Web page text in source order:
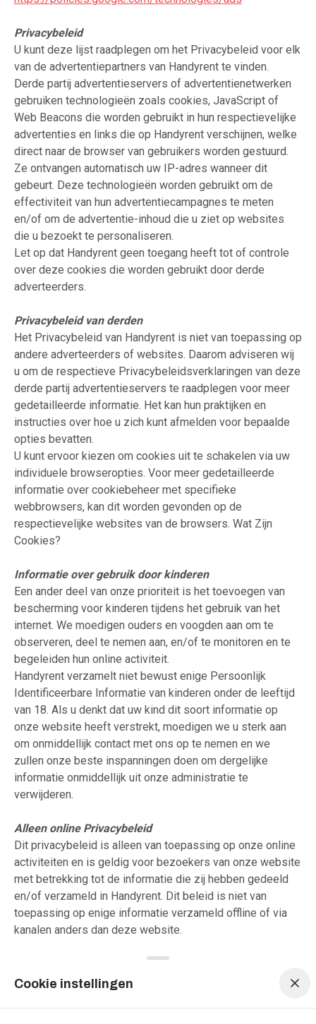
Privacybeleid
U kunt deze lijst raadplegen om het Privacybeleid voor elk
van de advertentiepartners van Handyrent te vinden.
Derde partij advertentieservers of advertentienetwerken
gebruiken technologieën zoals cookies, JavaScript of
Web Beacons die worden gebruikt in hun respectievelijke
advertenties en links die op Handyrent verschijnen, welke
direct naar de browser van gebruikers worden gestuurd.
Ze ontvangen automatisch uw IP-adres wanneer dit
gebeurt. Deze technologieën worden gebruikt om de
effectiviteit van hun advertentiecampagnes te meten
en/of om de advertentie-inhoud die u ziet op websites
die u bezoekt te personaliseren.
Let op dat Handyrent geen toegang heeft tot of controle
over deze cookies die worden gebruikt door derde
adverteerders.
Privacybeleid van derden
Het Privacybeleid van Handyrent is niet van toepassing op
andere adverteerders of websites. Daarom adviseren wij
u om de respectieve Privacybeleidsverklaringen van deze
derde partij advertentieservers te raadplegen voor meer
gedetailleerde informatie. Het kan hun praktijken en
instructies over hoe u zich kunt afmelden voor bepaalde
opties bevatten.
U kunt ervoor kiezen om cookies uit te schakelen via uw
individuele browseropties. Voor meer gedetailleerde
informatie over cookiebeheer met specifieke
webbrowsers, kan dit worden gevonden op de
respectievelijke websites van de browsers. Wat Zijn
Cookies?
Informatie over gebruik door kinderen
Een ander deel van onze prioriteit is het toevoegen van
bescherming voor kinderen tijdens het gebruik van het
internet. We moedigen ouders en voogden aan om te
observeren, deel te nemen aan, en/of te monitoren en te
begeleiden hun online activiteit.
Handyrent verzamelt niet bewust enige Persoonlijk
Identificeerbare Informatie van kinderen onder de leeftijd
van 18. Als u denkt dat uw kind dit soort informatie op
onze website heeft verstrekt, moedigen we u sterk aan
om onmiddellijk contact met ons op te nemen en we
zullen onze beste inspanningen doen om dergelijke
informatie onmiddellijk uit onze administratie te
verwijderen.
Alleen online Privacybeleid
Dit privacybeleid is alleen van toepassing op onze online
activiteiten en is geldig voor bezoekers van onze website
met betrekking tot de informatie die zij hebben gedeeld
en/of verzameld in Handyrent. Dit beleid is niet van
toepassing op enige informatie verzameld offline of via
kanalen anders dan deze website.
Door gebruik te maken van onze website, stemt u hierbij in
Cookie instellingen